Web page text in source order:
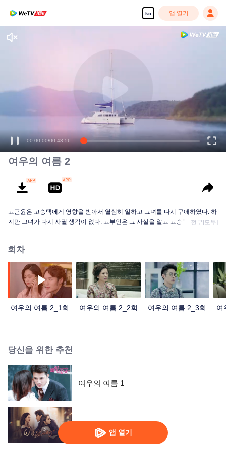
ko 앱 열기
앱 열기
00:00:00/00:43:56
여우의 여름 2
고근윤은 고승택에게 영향을 받아서 열심히 일하고 그녀를 다시 구애하였다. 하
지만 그녀가 다시 사귈 생각이 없다. 고부인은 그 사실을 알고 고승택에게 둘을
어서 멘봉하였다. 마지막으로 려안서 덕분에 그는 수많은 어려움을 극복하였다.
고근윤이 많은 일을 겪고 난 후에 회장이 되었다.
전부[모두]
회차
여우의 여름 2_1회 여우의 여름 2_2회 여우의 여름 2_3회 여
당신을 위한 추천
여우의 여름 1